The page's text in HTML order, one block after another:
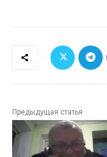
Предыдущая статья